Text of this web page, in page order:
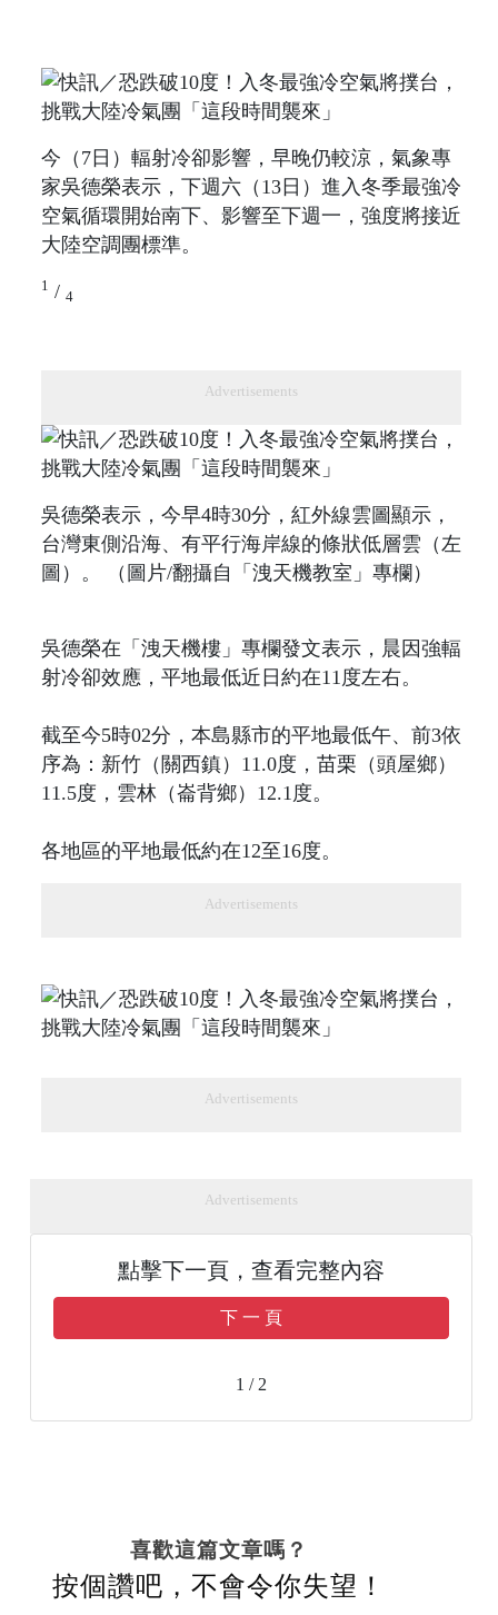
今（7日）輻射冷卻影響，早晚仍較涼，氣象專
家吳德榮表示，下週六（13日）進入冬季最強冷
空氣循環開始南下、影響至下週一，強度將接近
大陸空調團標準。
1 / 4
Advertisements
吳德榮表示，今早4時30分，紅外線雲圖顯示，
台灣東側沿海、有平行海岸線的條狀低層雲（左
圖）。 （圖片/翻攝自「洩天機教室」專欄）
吳德榮在「洩天機樓」專欄發文表示，晨因強輻
射冷卻效應，平地最低近日約在11度左右。
截至今5時02分，本島縣市的平地最低午、前3依
序為：新竹（關西鎮）11.0度，苗栗（頭屋鄉）
11.5度，雲林（崙背鄉）12.1度。
各地區的平地最低約在12至16度。
Advertisements
Advertisements
Advertisements
點擊下一頁，查看完整內容
下 一 頁
1 / 2
喜歡這篇文章嗎？
按個讚吧，不會令你失望！